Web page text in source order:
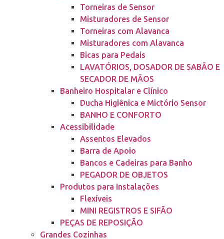
Torneiras de Sensor
Misturadores de Sensor
Torneiras com Alavanca
Misturadores com Alavanca
Bicas para Pedais
LAVATÓRIOS, DOSADOR DE SABÃO E
SECADOR DE MÃOS
Banheiro Hospitalar e Clínico
Ducha Higiênica e Mictório Sensor
BANHO E CONFORTO
Acessibilidade
Assentos Elevados
Barra de Apoio
Bancos e Cadeiras para Banho
PEGADOR DE OBJETOS
Produtos para Instalações
Flexíveis
MINI REGISTROS E SIFÃO
PEÇAS DE REPOSIÇÃO
Grandes Cozinhas